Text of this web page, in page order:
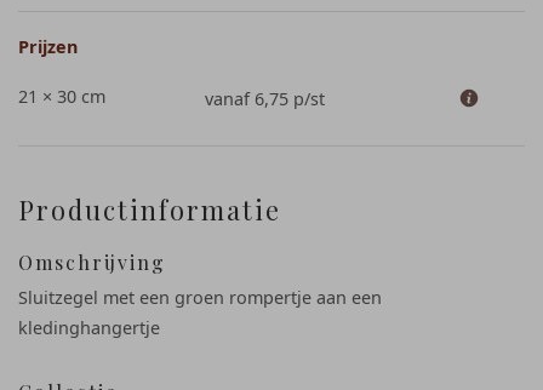
Prijzen
21 × 30 cm vanaf 6,75 p/st
Productinformatie
Omschrijving
Sluitzegel met een groen rompertje aan een
kledinghangertje